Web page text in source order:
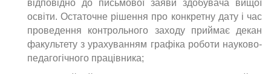
відповідно до письмової заяви здобувача вищої
освіти. Остаточне рішення про конкретну дату і час
проведення контрольного заходу приймає декан
факультету з урахуванням графіка роботи науково-
педагогічного працівника;